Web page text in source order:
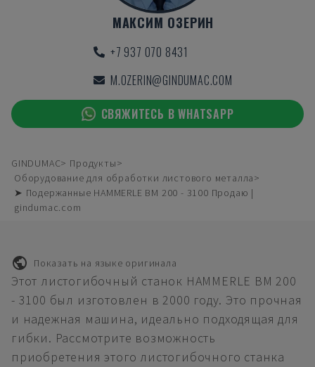
МАКСИМ ОЗЕРИН
+7 937 070 8431
M.OZERIN@GINDUMAC.COM
СВЯЖИТЕСЬ В WHATSAPP
GINDUMAC
Продукты
Оборудование для обработки листового металла
➤ Подержанные HAMMERLE BM 200 - 3100 Продаю |
gindumac.com
Показать на языке оригинала
Этот листогибочный станок HAMMERLE BM 200
- 3100 был изготовлен в 2000 году. Это прочная
и надежная машина, идеально подходящая для
гибки. Рассмотрите возможность
приобретения этого листогибочного станка